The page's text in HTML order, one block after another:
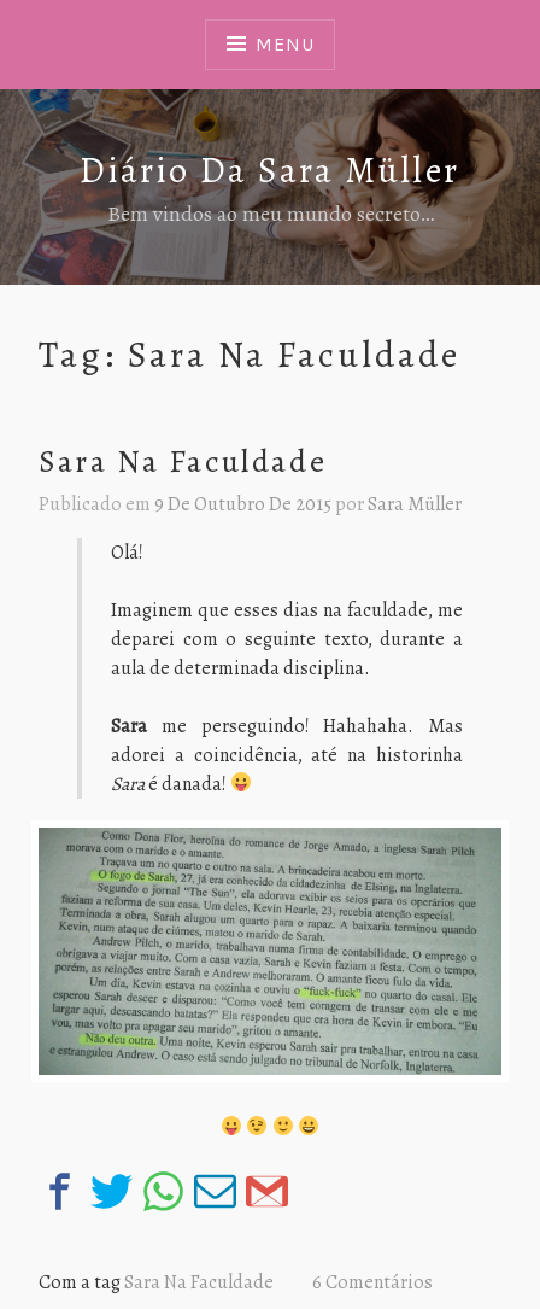
MENU
Diário Da Sara Müller
Bem vindos ao meu mundo secreto…
Tag: Sara Na Faculdade
Sara Na Faculdade
Publicado em 9 De Outubro De 2015 porSara Müller
Olá!
Imaginem que esses dias na faculdade, me
deparei com o seguinte texto, durante a
aula de determinada disciplina.
Sarame perseguindo! Hahahaha. Mas
adorei a coincidência, até na historinha
Saraé danada!
Com a tagSara Na Faculdade 6 Comentários